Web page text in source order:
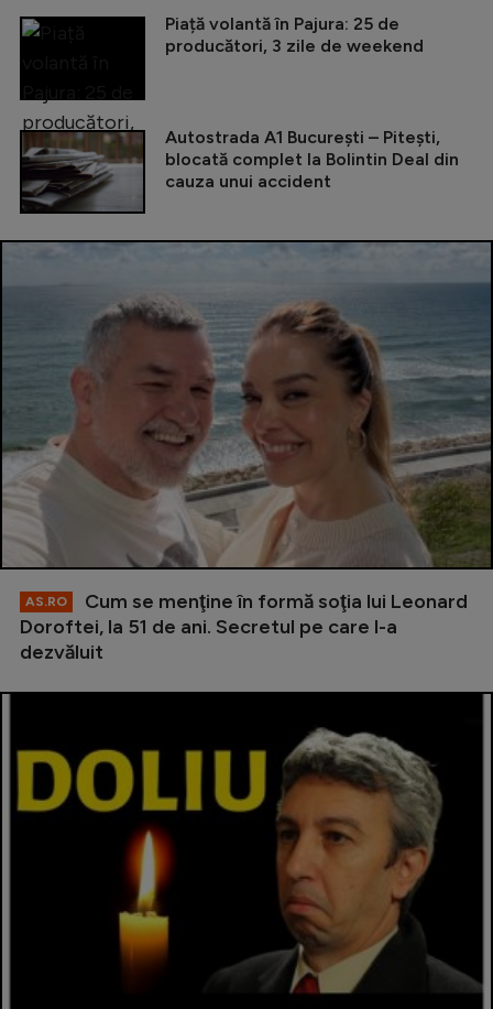
Piață volantă în Pajura: 25 de
producători, 3 zile de weekend
Autostrada A1 București – Pitești,
blocată complet la Bolintin Deal din
cauza unui accident
AS.RO
Cum se menţine în formă soţia lui Leonard
Doroftei, la 51 de ani. Secretul pe care l-a
dezvăluit